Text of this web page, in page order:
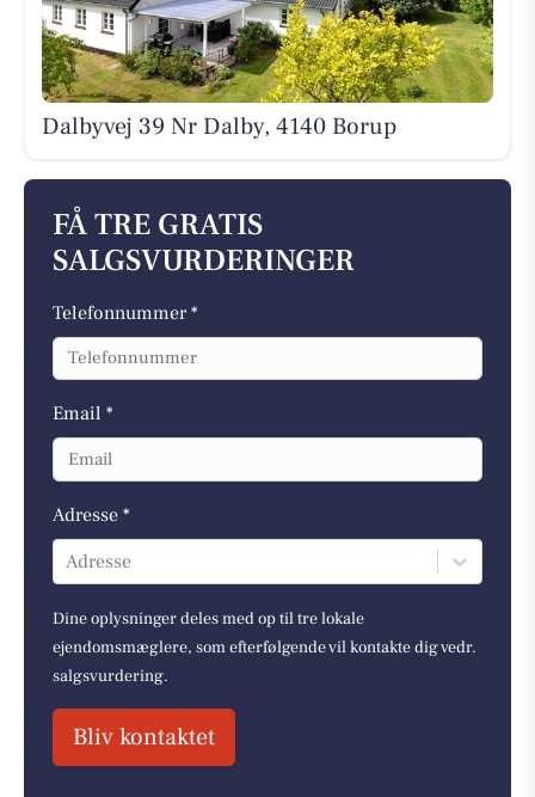
Dalbyvej 39 Nr Dalby, 4140 Borup
FÅ TRE GRATIS
SALGSVURDERINGER
Telefonnummer *
Email *
Adresse *
Adresse
Dine oplysninger deles med op til tre lokale
ejendomsmæglere, som efterfølgende vil kontakte dig vedr.
salgsvurdering.
Bliv kontaktet